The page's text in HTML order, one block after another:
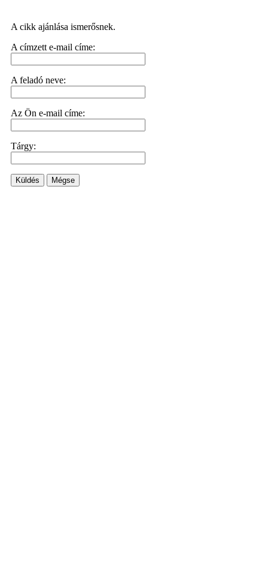
A cikk ajánlása ismerősnek.
A címzett e-mail címe:
A feladó neve:
Az Ön e-mail címe:
Tárgy:
Küldés Mégse